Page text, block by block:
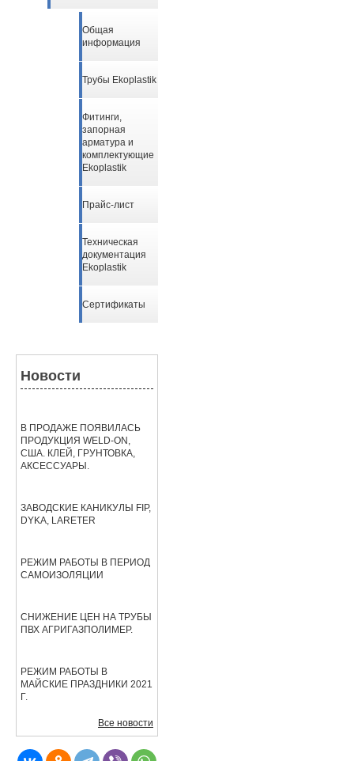
Общая
информация
Трубы Ekoplastik
Фитинги,
запорная
арматура и
комплектующие
Ekoplastik
Прайс-лист
Техническая
документация
Ekoplastik
Сертификаты
Новости
В ПРОДАЖЕ ПОЯВИЛАСЬ
ПРОДУКЦИЯ WELD-ON,
США. КЛЕЙ, ГРУНТОВКА,
АКСЕССУАРЫ.
ЗАВОДСКИЕ КАНИКУЛЫ FIP,
DYKA, LARETER
РЕЖИМ РАБОТЫ В ПЕРИОД
САМОИЗОЛЯЦИИ
СНИЖЕНИЕ ЦЕН НА ТРУБЫ
ПВХ АГРИГАЗПОЛИМЕР.
РЕЖИМ РАБОТЫ В
МАЙСКИЕ ПРАЗДНИКИ 2021
Г.
Все новости